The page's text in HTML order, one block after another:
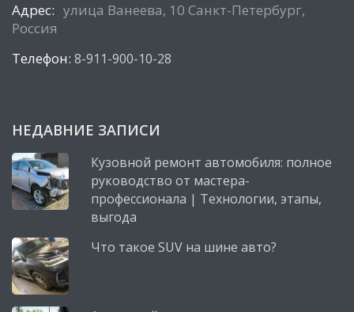
Адрес: улица Ванеева, 10 Санкт-Петербург,
Россия
Телефон: 8-911-900-10-28
НЕДАВНИЕ ЗАПИСИ
Кузовной ремонт автомобиля: полное
руководство от мастера-
профессионала | Технологии, этапы,
выгода
Что такое SUV на шине авто?